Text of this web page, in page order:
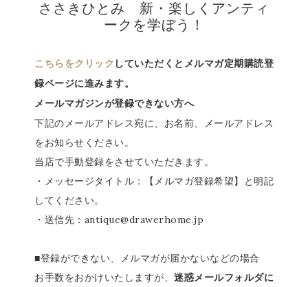
ささきひとみ 新・楽しくアンティ
ークを学ぼう！
こちらをクリック していただくとメルマガ定期購読登
録ページに進みます。
メールマガジンが登録できない方へ
下記のメールアドレス宛に、お名前、メールアドレス
をお知らせください。
当店で手動登録をさせていただきます。
・メッセージタイトル：【メルマガ登録希望】と明記
してください。
・送信先：antique@drawerhome.jp
■登録ができない、メルマガが届かないなどの場合
お手数をおかけいたしますが、 迷惑メールフォルダに